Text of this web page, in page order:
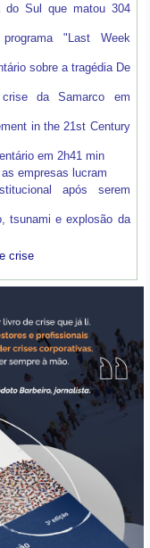
do Sul que matou 304
"Last Week
sobre a tragédia De
da Samarco em
in the 21st Century
em 2h41 min
empresas lucram
após serem
tsunami e explosão da
crise